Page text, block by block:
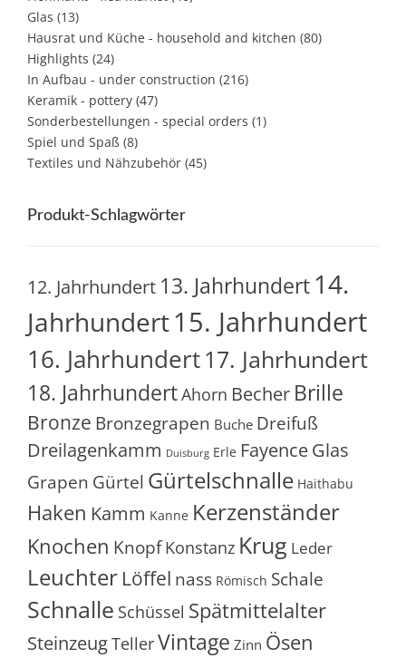
Glas (13)
Hausrat und Küche - household and kitchen (80)
Highlights (24)
In Aufbau - under construction (216)
Keramik - pottery (47)
Sonderbestellungen - special orders (1)
Spiel und Spaß (8)
Textiles und Nähzubehör (45)
Produkt-Schlagwörter
12. Jahrhundert 13. Jahrhundert14.
Jahrhundert15. Jahrhundert
16. Jahrhundert17. Jahrhundert
18. JahrhundertAhorn Becher Brille
Bronze Bronzegrapen Buche Dreifuß
Dreilagenkamm Duisburg Erle FayenceGlas
Grapen Gürtel Gürtelschnalle Haithabu
Haken Kamm Kanne Kerzenständer
Knochen Knopf Konstanz Krug Leder
Leuchter Löffel nass Römisch Schale
Schnalle Schüssel Spätmittelalter
SteinzeugTellerVintage Zinn Ösen